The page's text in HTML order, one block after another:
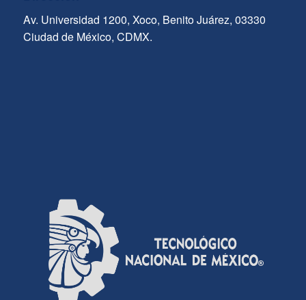
Av. Universidad 1200, Xoco, Benito Juárez, 03330
Ciudad de México, CDMX.